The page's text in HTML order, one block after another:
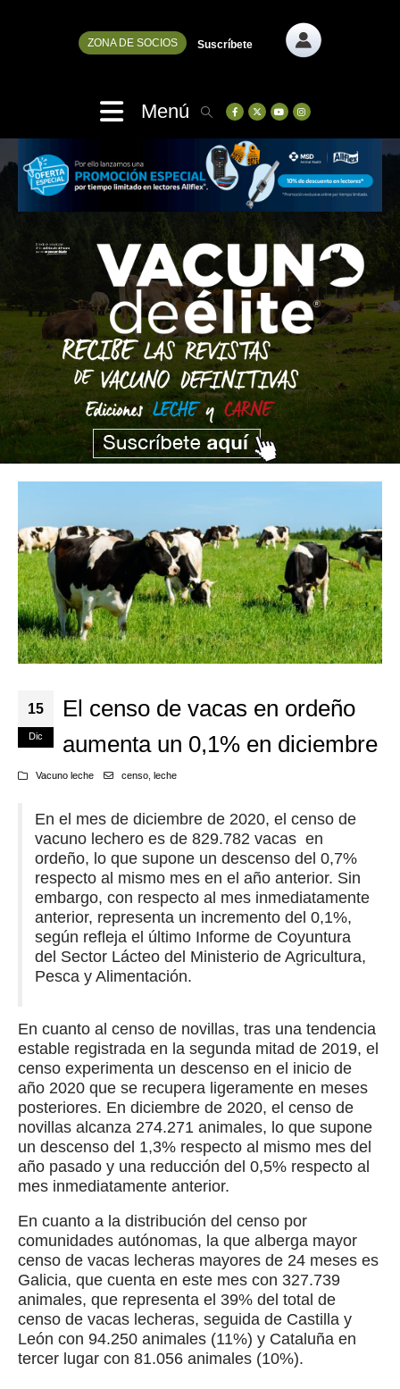
ZONA DE SOCIOS Suscríbete
Menú
15
Dic
El censo de vacas en ordeño
aumenta un 0,1% en diciembre
Vacuno leche censo, leche
En el mes de diciembre de 2020, el censo de
vacuno lechero es de 829.782 vacas en
ordeño, lo que supone un descenso del 0,7%
respecto al mismo mes en el año anterior. Sin
embargo, con respecto al mes inmediatamente
anterior, representa un incremento del 0,1%,
según refleja el último Informe de Coyuntura
del Sector Lácteo del Ministerio de Agricultura,
Pesca y Alimentación.
En cuanto al censo de novillas, tras una tendencia
estable registrada en la segunda mitad de 2019, el
censo experimenta un descenso en el inicio de
año 2020 que se recupera ligeramente en meses
posteriores. En diciembre de 2020, el censo de
novillas alcanza 274.271 animales, lo que supone
un descenso del 1,3% respecto al mismo mes del
año pasado y una reducción del 0,5% respecto al
mes inmediatamente anterior.
En cuanto a la distribución del censo por
comunidades autónomas, la que alberga mayor
censo de vacas lecheras mayores de 24 meses es
Galicia, que cuenta en este mes con 327.739
animales, que representa el 39% del total de
censo de vacas lecheras, seguida de Castilla y
León con 94.250 animales (11%) y Cataluña en
tercer lugar con 81.056 animales (10%).